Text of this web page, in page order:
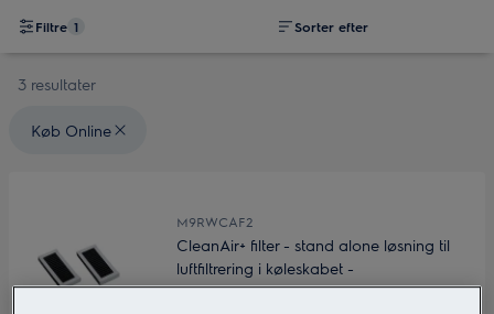
Filtre 1 Sorter efter
3 resultater
Køb Online
M9RWCAF2
CleanAir+ filter - stand alone løsning til
luftfiltrering i køleskabet -
udskiftningspakke m/2 patroner